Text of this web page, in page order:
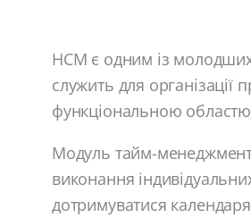
HCM є одним із
служить для організації
функціональною областю
Модуль тайм-
виконання
дотримуватися